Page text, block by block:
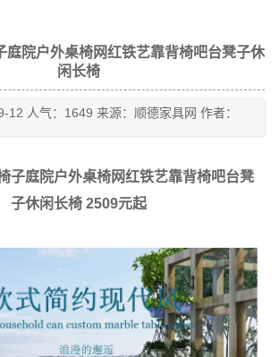
庭院户外桌椅网红铁艺靠背椅吧台凳子休
闲长椅
12 人气：1649 来源：顺德家具网 作者：
子庭院户外桌椅网红铁艺靠背椅吧台凳
子休闲长椅 2509元起